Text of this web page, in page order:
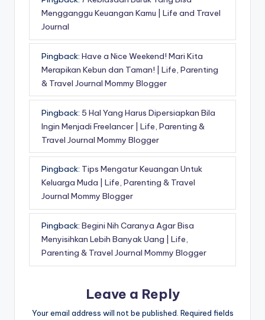
Mengganggu Keuangan Kamu | Life and Travel
Journal
Pingback: Have a Nice Weekend! Mari Kita
Merapikan Kebun dan Taman! | Life, Parenting
& Travel Journal Mommy Blogger
Pingback: 5 Hal Yang Harus Dipersiapkan Bila
Ingin Menjadi Freelancer | Life, Parenting &
Travel Journal Mommy Blogger
Pingback: Tips Mengatur Keuangan Untuk
Keluarga Muda | Life, Parenting & Travel
Journal Mommy Blogger
Pingback: Begini Nih Caranya Agar Bisa
Menyisihkan Lebih Banyak Uang | Life,
Parenting & Travel Journal Mommy Blogger
Leave a Reply
Your email address will not be published. Required fields